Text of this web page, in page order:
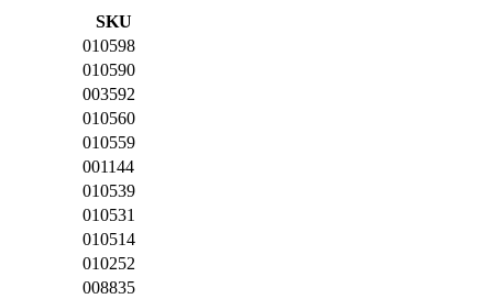
SKU
010598
010590
003592
010560
010559
001144
010539
010531
010514
010252
008835